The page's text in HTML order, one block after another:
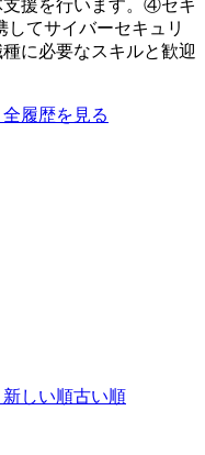
支援を行います。④セキ
してサイバーセキュリ
に必要なスキルと歓迎
全履歴を見る
新しい順古い順